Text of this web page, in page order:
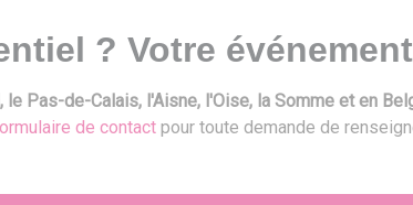
? Votre
Pas-de-Calais, l'Aisne, l'Oise, la Somme et en
de contact pour toute demande de